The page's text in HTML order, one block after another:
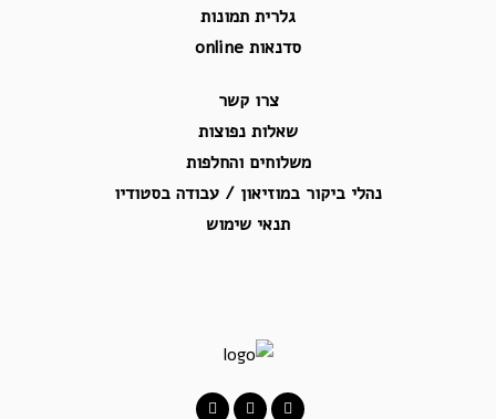
גלרית תמונות
סדנאות online
צרו קשר
שאלות נפוצות
משלוחים והחלפות
נהלי ביקור במוזיאון / עבודה בסטודיו
תנאי שימוש